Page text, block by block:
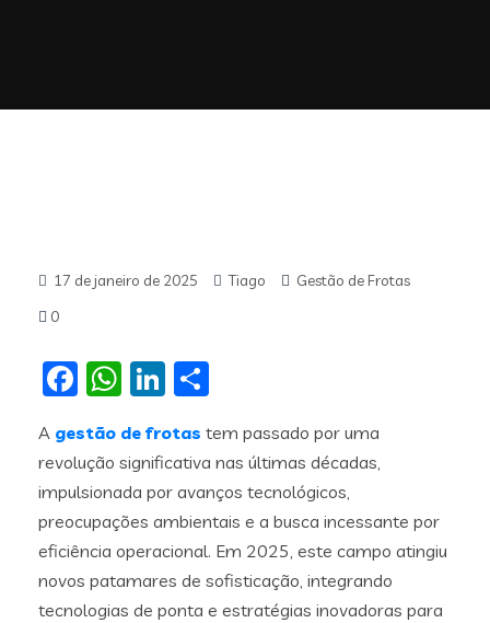
17 de janeiro de 2025 Tiago
Gestão de Frotas
0
Facebook
WhatsApp
LinkedIn
A gestão de frotas tem passado por uma
revolução significativa nas últimas décadas,
impulsionada por avanços tecnológicos,
preocupações ambientais e a busca incessante por
eficiência operacional. Em 2025, este campo atingiu
novos patamares de sofisticação, integrando
tecnologias de ponta e estratégias inovadoras para